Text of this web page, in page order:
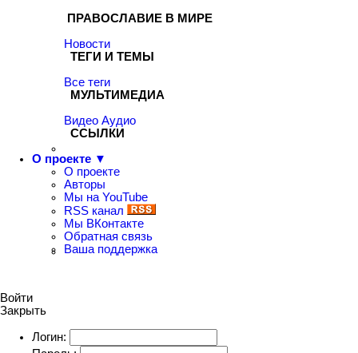
ПРАВОСЛАВИЕ В МИРЕ
Новости
ТЕГИ И ТЕМЫ
Все теги
МУЛЬТИМЕДИА
Видео Аудио
ССЫЛКИ
О проекте ▼
О проекте
Авторы
Мы на YouTube
RSS канал
Мы ВКонтакте
Обратная связь
Ваша поддержка
Войти
Закрыть
Логин: